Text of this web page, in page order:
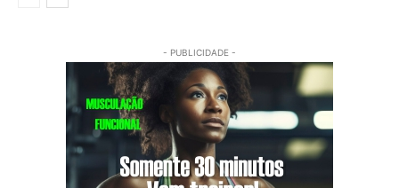
- PUBLICIDADE -